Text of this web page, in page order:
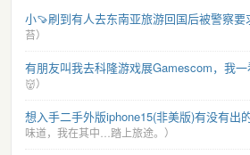
小🍠刷到有人去东南亚旅游回国后被警察要
苔）
有朋友叫我去科隆游戏展Gamescom，我
👹）
想入手二手外版iphone15(非美版)有没有出
味道，我在其中…踏上旅途。）